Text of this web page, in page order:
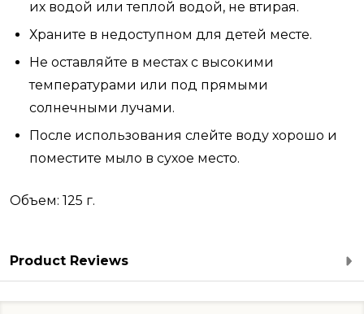
их водой или теплой водой, не втирая.
Храните в недоступном для детей месте.
Не оставляйте в местах с высокими
температурами или под прямыми
солнечными лучами.
После использования слейте воду хорошо и
поместите мыло в сухое место.
Объем: 125 г.
Product Reviews